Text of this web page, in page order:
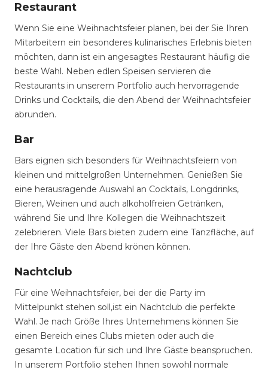
Restaurant
Wenn Sie eine Weihnachtsfeier planen, bei der Sie Ihren
Mitarbeitern ein besonderes kulinarisches Erlebnis bieten
möchten, dann ist ein angesagtes Restaurant häufig die
beste Wahl. Neben edlen Speisen servieren die
Restaurants in unserem Portfolio auch hervorragende
Drinks und Cocktails, die den Abend der Weihnachtsfeier
abrunden.
Bar
Bars eignen sich besonders für Weihnachtsfeiern von
kleinen und mittelgroßen Unternehmen. Genießen Sie
eine herausragende Auswahl an Cocktails, Longdrinks,
Bieren, Weinen und auch alkoholfreien Getränken,
während Sie und Ihre Kollegen die Weihnachtszeit
zelebrieren. Viele Bars bieten zudem eine Tanzfläche, auf
der Ihre Gäste den Abend krönen können.
Nachtclub
Für eine Weihnachtsfeier, bei der die Party im
Mittelpunkt stehen soll,ist ein Nachtclub die perfekte
Wahl. Je nach Größe Ihres Unternehmens können Sie
einen Bereich eines Clubs mieten oder auch die
gesamte Location für sich und Ihre Gäste beanspruchen.
In unserem Portfolio stehen Ihnen sowohl normale